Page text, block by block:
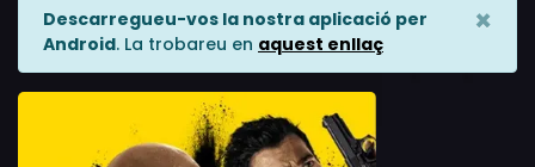
Descarregueu-vos la nostra aplicació per
Android. La trobareu en aquest enllaç
×